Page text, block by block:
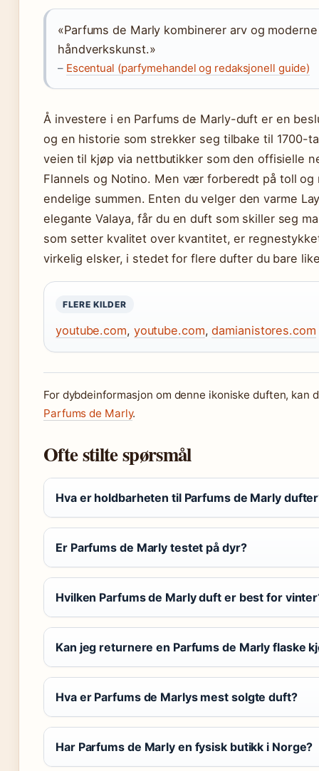
«Parfums de Marly kombinerer arv og
håndverkskunst.»
– Escentual (parfymehandel og redaksjonell guide)
Å investere i en Parfums de Marly-duft er en
og en historie som strekker seg tilbake til 1700-
veien til kjøp via nettbutikker som den offisielle
Flannels og Notino. Men vær forberedt på toll og
endelige summen. Enten du velger den varme
elegante Valaya, får du en duft som skiller seg
som setter kvalitet over kvantitet, er
virkelig elsker, i stedet for flere dufter du bare
FLERE KILDER
youtube.com, youtube.com,damianistores.com
For dybdeinformasjon om denne ikoniske duften,
Parfums de Marly.
Ofte stilte spørsmål
Hva er holdbarheten til Parfums de Marly
Er Parfums de Marly testet på dyr?
Hvilken Parfums de Marly duft er best for
Kan jeg returnere en Parfums de Marly flaske
Hva er Parfums de Marlys mest solgte duft?
Har Parfums de Marly en fysisk butikk i Norge?